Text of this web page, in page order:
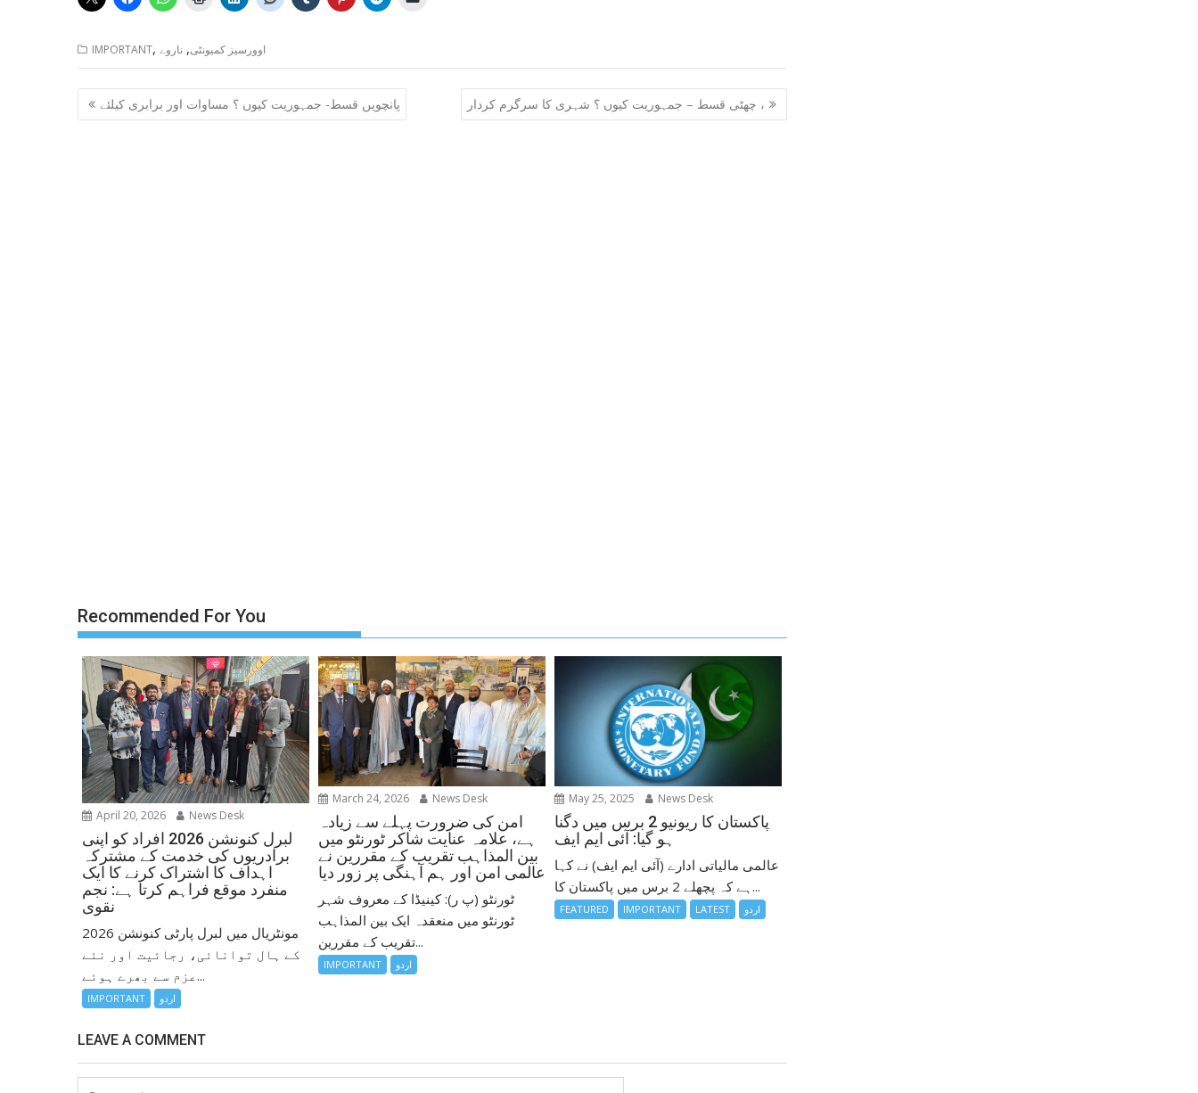
IMPORTANT, اوورسیز کمیونٹی, ناروے
Post
navigation
پانچویں قسط- جمہوریت کیوں ؟ مساوات اور برابری کیلئے چھٹی قسط – جمہوریت کیوں ؟ شہری کا سرگرم کردار ،
Recommended For You
April 20, 2026 News Desk
لبرل کنونشن 2026 افراد کو اپنی
برادریوں کی خدمت کے مشترکہ
اہداف کا اشتراک کرنے کا ایک
منفرد موقع فراہم کرتا ہے: نجم
نقوی
مونٹریال میں لبرل پارٹی کنونشن 2026
کے ہال توانائی، رجائیت اور نئے
عزم سے بھرے ہوئے...
IMPORTANT اردو
March 24, 2026 News Desk
امن کی ضرورت پہلے سے زیادہ
ہے، علامہ عنایت شاکر ٹورنٹو میں
بین المذاہب تقریب کے مقررین نے
عالمی امن اور ہم آہنگی پر زور دیا
ٹورنٹو (پ ر): کینیڈا کے معروف شہر
ٹورنٹو میں منعقدہ ایک بین المذاہب
تقریب کے مقررین...
IMPORTANT اردو
May 25, 2025 News Desk
پاکستان کا ریونیو 2 برس میں دگنا
ہو گیا: آئی ایم ایف
عالمی مالیاتی ادارے (آئی ایم ایف) نے کہا
ہے کہ پچھلے 2 برس میں پاکستان کا...
FEATURED IMPORTANT LATEST اردو
LEAVE A COMMENT